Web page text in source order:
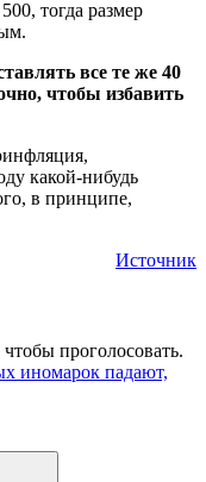
тогда размер
все те же 40
чтобы избавить
какой-нибудь
в принципе,
Источник
чтобы проголосовать.
иномарок падают,